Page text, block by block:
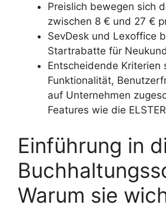
Preislich bewegen sich
zwischen 8 € und 27 €
SevDesk und Lexoffice
Startrabatte für
Entscheidende Kriterien
Funktionalität,
auf Unternehmen
Features wie die
Einführung in
Warum sie